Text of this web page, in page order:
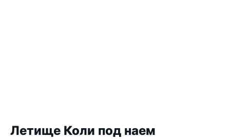
Летище Коли под наем